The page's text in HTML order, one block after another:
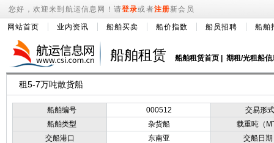
您好，欢迎来到航运信息网！请登录或者注册新会员
网站首页 业内资讯 船舶买卖 船价指数 船员招聘 船舶
船舶租赁 船舶租赁首页 期租/光租船信
租5-7万吨散货船
船舶编号 000512
交易形式
船舶类型
杂货船
载重吨（
交船港口
东南亚
交船日期